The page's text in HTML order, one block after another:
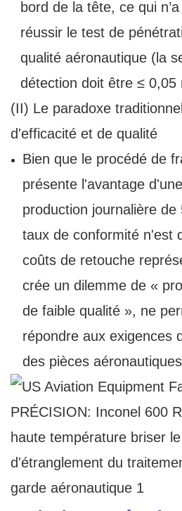
bord de la tête, ce qui
réussir le test de
qualité aéronautique (la
détection doit être ≤ 0,05
(II) Le paradoxe
d'efficacité et de qualité
Bien que le procédé de
présente l'avantage
production journalière
taux de conformité n'est
coûts de retouche
crée un dilemme de «
de faible qualité », ne
répondre aux exigences
des pièces